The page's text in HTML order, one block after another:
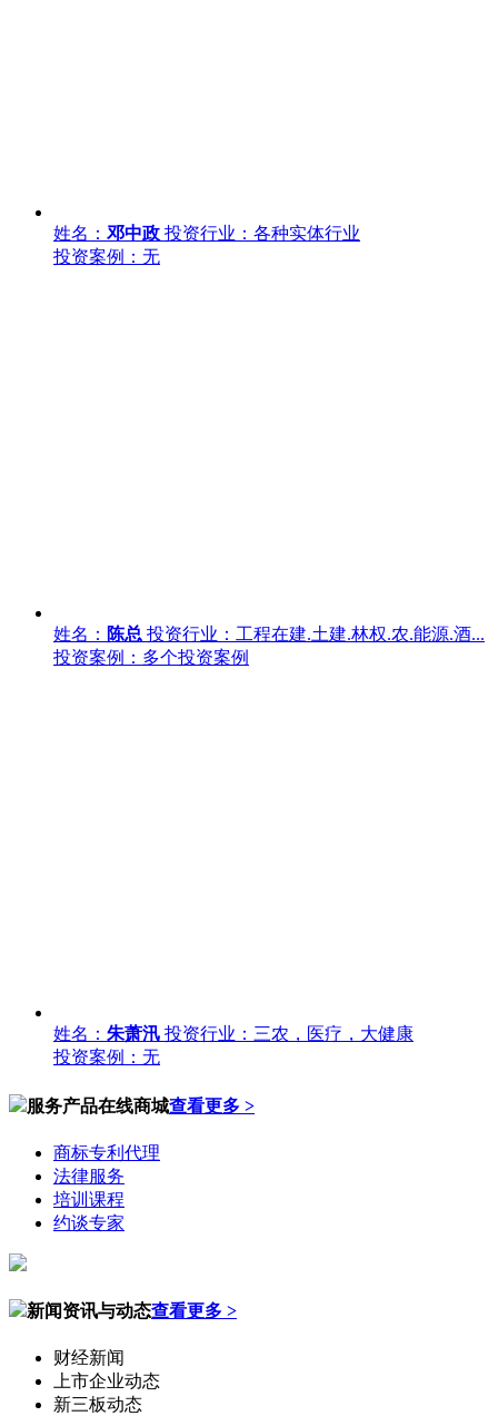
姓名： 邓中政 投资行业：各种实体行业
投资案例：无
姓名： 陈总 投资行业：工程在建.土建.林权.农.能源.酒...
投资案例：多个投资案例
姓名： 朱萧汛 投资行业：三农，医疗，大健康
投资案例：无
服务产品在线商城查看更多 >
商标专利代理
法律服务
培训课程
约谈专家
新闻资讯与动态查看更多 >
财经新闻
上市企业动态
新三板动态